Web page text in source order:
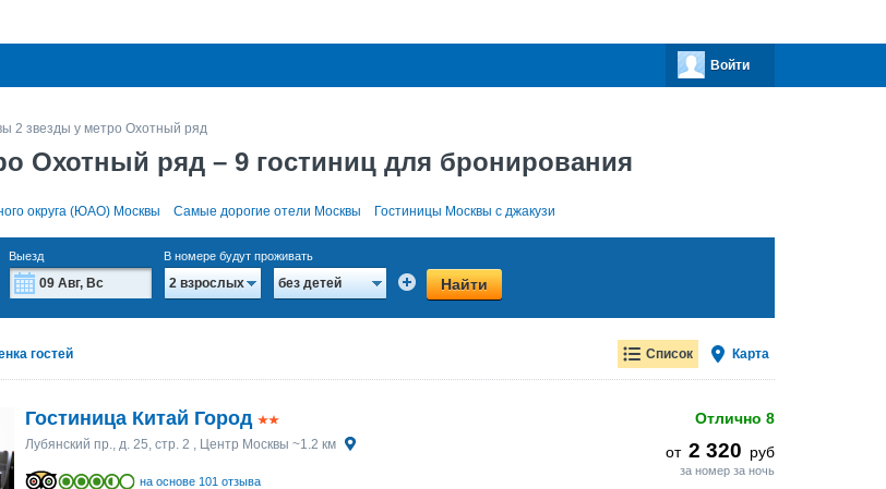
Войти
2 звезды у метро Охотный ряд
Охотный ряд – 9 гостиниц для бронирования
округа (ЮАО) Москвы Самые дорогие отели Москвы Гостиницы Москвы с джакузи
14 15 16
21 22 23
Выезд
14 15 16
21 22 23
В номере будут проживать
2 взрослых без детей Найти
Список Карта
гостей
Отлично 8
от 2 320 руб
за номер за ночь
Гостиница Китай Город
Лубянский пр., д. 25, стр. 2 , Центр Москвы ~1.2 км
на основе 101 отзыва